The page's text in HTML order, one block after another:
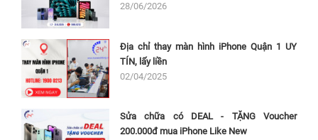
28/06/2026
Địa chỉ thay màn hình iPhone Quận 1 UY
TÍN, lấy liền
02/04/2025
Sửa chữa có DEAL - TẶNG Voucher
200.000đ mua iPhone Like New